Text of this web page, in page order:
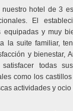
hotel de 3
El
equipadas y muy
la suite familiar,
y bienestar,
todas
como los
actividades y